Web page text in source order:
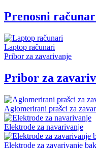
Prenosni
Laptop računari
Pribor za zavarivanje
Pribor za
Aglomerirani prašci za
Elektrode za navarivanje
Elektrode za zavarivanje